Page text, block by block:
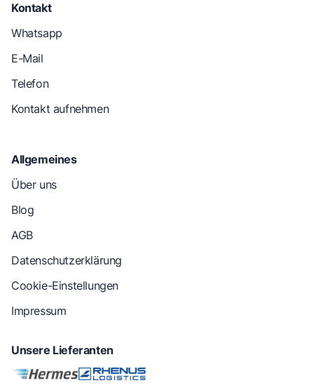
Kontakt
Whatsapp
E-Mail
Telefon
Kontakt aufnehmen
Allgemeines
Über uns
Blog
AGB
Datenschutzerklärung
Cookie-Einstellungen
Impressum
Unsere Lieferanten